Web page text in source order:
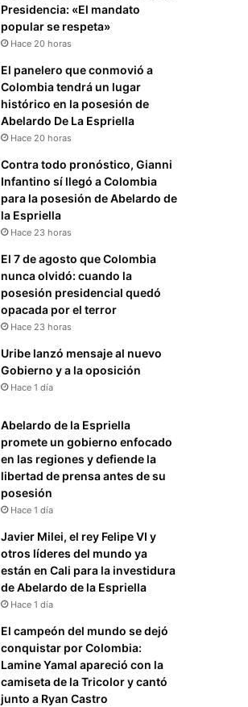
Presidencia: «El mandato
popular se respeta»
Hace 20 horas
El panelero que conmovió a
Colombia tendrá un lugar
histórico en la posesión de
Abelardo De La Espriella
Hace 20 horas
Contra todo pronóstico, Gianni
Infantino sí llegó a Colombia
para la posesión de Abelardo de
la Espriella
Hace 23 horas
El 7 de agosto que Colombia
nunca olvidó: cuando la
posesión presidencial quedó
opacada por el terror
Hace 23 horas
Uribe lanzó mensaje al nuevo
Gobierno y a la oposición
Hace 1 día
Abelardo de la Espriella
promete un gobierno enfocado
en las regiones y defiende la
libertad de prensa antes de su
posesión
Hace 1 día
Javier Milei, el rey Felipe VI y
otros líderes del mundo ya
están en Cali para la investidura
de Abelardo de la Espriella
Hace 1 día
El campeón del mundo se dejó
conquistar por Colombia:
Lamine Yamal apareció con la
camiseta de la Tricolor y cantó
junto a Ryan Castro